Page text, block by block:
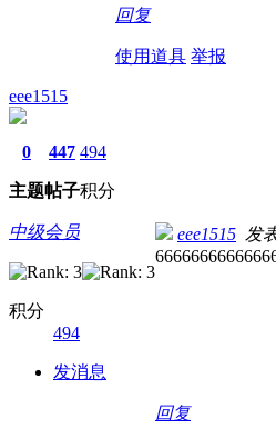
回复
使用道具 举报
eee1515
0
主题
447
帖子
494
积分
中级会员
积分
494
发消息
eee1515 发
回复